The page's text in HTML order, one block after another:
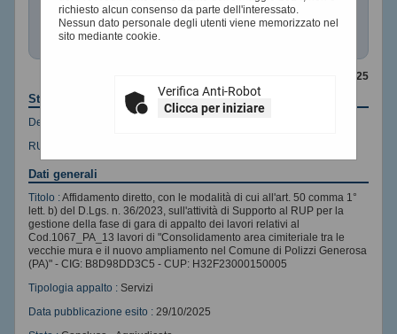
richiesto alcun consenso da parte dell'interessato.
Nessun dato personale degli utenti viene memorizzato nel
sito mediante cookie.
Verifica Anti-Robot
Clicca per iniziare
dettaglio dell'esito di gara selezionato, compresi i
documenti. Premendo il pulsante "Lotti" si accede alle
informazioni di dettaglio dei lotti facenti parte della
CONTENUTO AGGIORNATO AL 29/10/2025
Stazione appaltante
Denominazione :
RUP :
Dati generali
Titolo :Affidamento diretto, con le modalità di cui all'art. 50 comma 1°
lett. b) del D.Lgs. n. 36/2023, sull'attività di Supporto al RUP per la
gestione della fase di gara di appalto dei lavori relativi al
Cod.1067_PA_13 lavori di "Consolidamento area cimiteriale tra le
vecchie mura e il nuovo ampliamento nel Comune di Polizzi Generosa
(PA)" - CIG: B8D98DD3C5 - CUP: H32F23000150005
Tipologia appalto : Servizi
Data pubblicazione esito : 29/10/2025